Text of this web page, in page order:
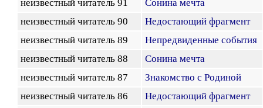
неизвестный читатель 91
Сонина мечта
неизвестный читатель 90
Недостающий фрагмент
неизвестный читатель 89
Непредвиденные события
неизвестный читатель 88
Сонина мечта
неизвестный читатель 87
Знакомство с Родиной
неизвестный читатель 86
Недостающий фрагмент